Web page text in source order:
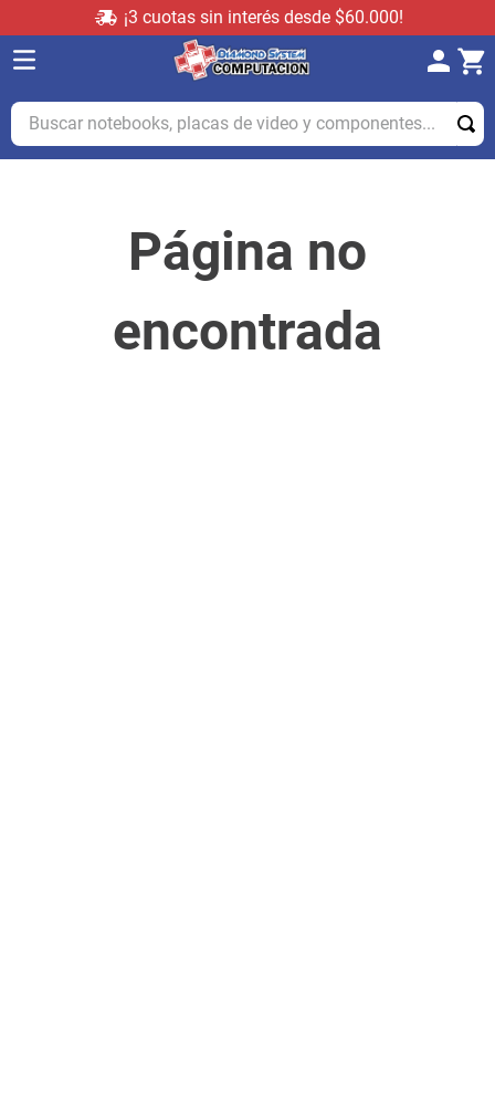
¡3 cuotas sin interés desde $60.000!
Buscar notebooks, placas de video y componentes...
Página no
encontrada